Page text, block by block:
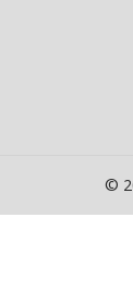
©